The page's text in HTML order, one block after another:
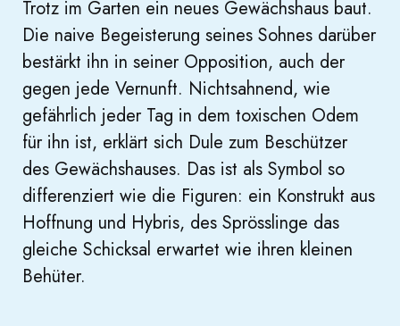
Trotz im Garten ein neues Gewächshaus baut.
Die naive Begeisterung seines Sohnes darüber
bestärkt ihn in seiner Opposition, auch der
gegen jede Vernunft. Nichtsahnend, wie
gefährlich jeder Tag in dem toxischen Odem
für ihn ist, erklärt sich Dule zum Beschützer
des Gewächshauses. Das ist als Symbol so
differenziert wie die Figuren: ein Konstrukt aus
Hoffnung und Hybris, des Sprösslinge das
gleiche Schicksal erwartet wie ihren kleinen
Behüter.